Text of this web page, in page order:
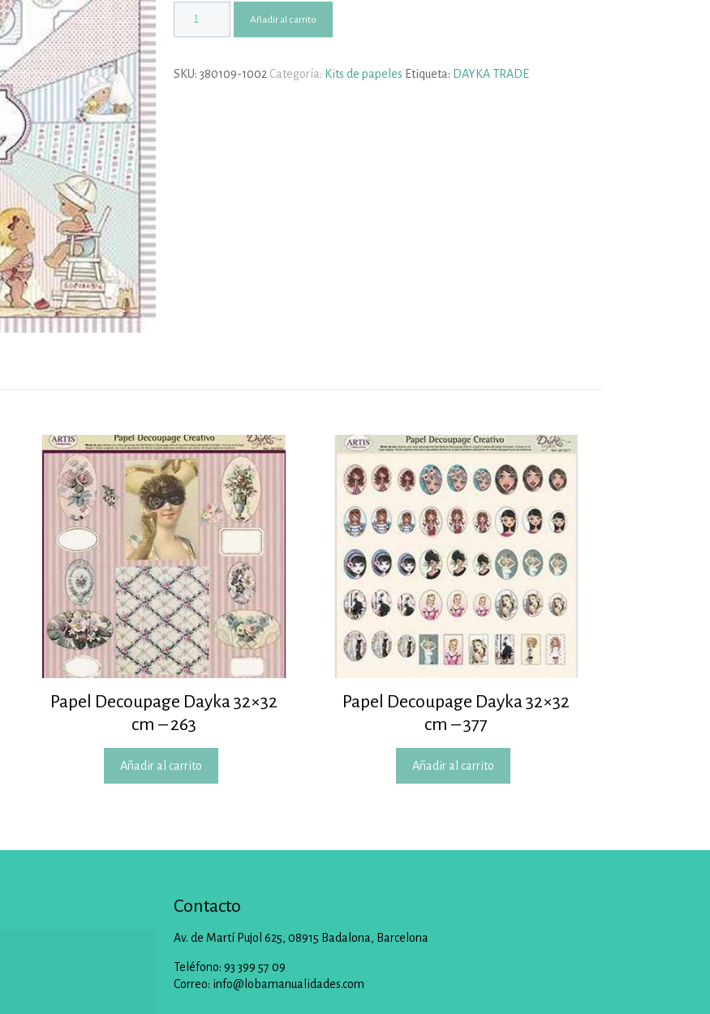
Añadir al carrito
SKU: 380109-1002 Categoría: Kits de papeles Etiqueta: DAYKA TRADE
Papel Decoupage Dayka 32×32
cm – 263
Añadir al carrito
Papel Decoupage Dayka 32×32
cm – 377
Añadir al carrito
Contacto
Av. de Martí Pujol 625, 08915 Badalona, Barcelona
Teléfono: 93 399 57 09
Correo: info@lobamanualidades.com